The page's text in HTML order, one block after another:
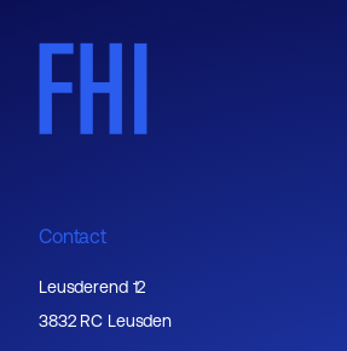
Contact
Leusderend 12
3832 RC Leusden